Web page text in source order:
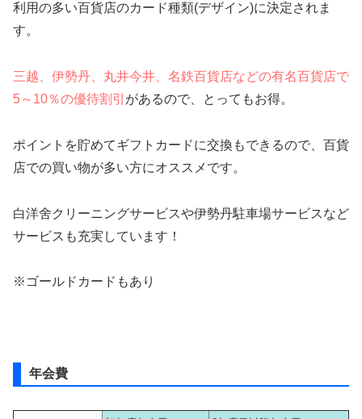
利用の多い百貨店のカード種類(デザイン)に決定されま
す。
三越、伊勢丹、丸井今井、名鉄百貨店などの有名百貨店で
5～10％の優待割引 があるので、とってもお得。
ポイントを貯めてギフトカードに交換もできるので、百貨
店での買い物が多い方にオススメです。
白洋舍クリーニングサービスや伊勢丹駐車場サービスなど
サービスも充実しています！
※ゴールドカードもあり
年会費